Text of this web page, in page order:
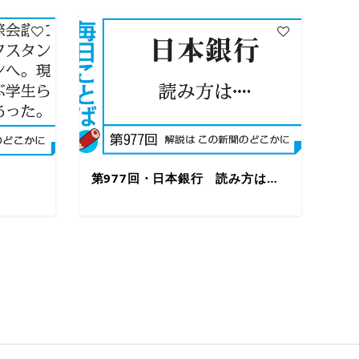
第977回・日本銀行 読み方は…